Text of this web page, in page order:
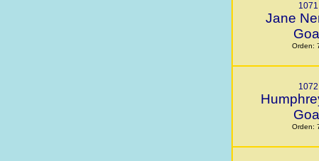
1071
Jane
Orden:
1072
Orden: